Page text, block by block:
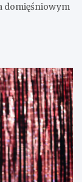
domięśniowym